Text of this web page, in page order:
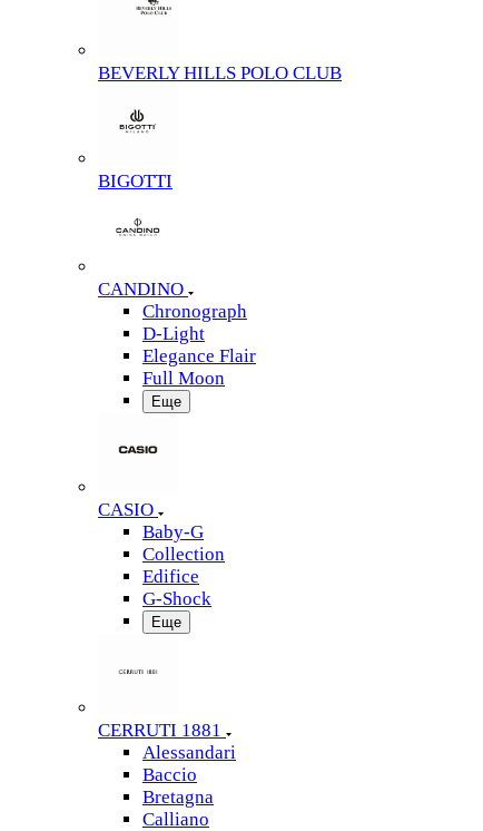
BEVERLY HILLS POLO CLUB
BIGOTTI
CANDINO
Chronograph
D-Light
Elegance Flair
Full Moon
Еще
CASIO
Baby-G
Collection
Edifice
G-Shock
Еще
CERRUTI 1881
Alessandari
Baccio
Bretagna
Calliano